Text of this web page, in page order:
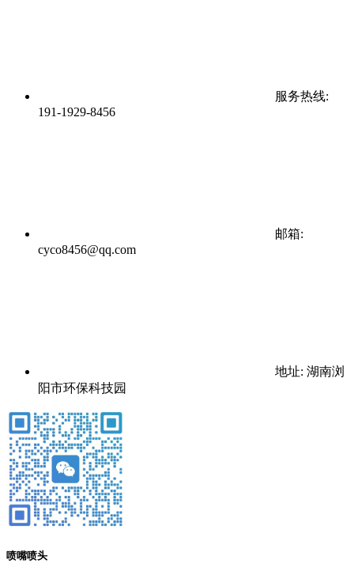
服务热线:
191-1929-8456
邮箱:
cyco8456@qq.com
地址: 湖南浏
阳市环保科技园
喷嘴喷头